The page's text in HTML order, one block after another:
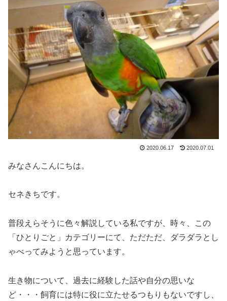
2020.06.17 2020.07.01
みなさんこんにちは。
セネきちです。
普段えらそうに色々解説している私ですが、時々、この
「ひとりごと」カテゴリーにて、ただただ、ダラダラとし
ゃべってみようと思っています。
生き物について、過去に経験した話や自分の思いな
ど・・・飼育には特に役に立たせるつもりもないですし、